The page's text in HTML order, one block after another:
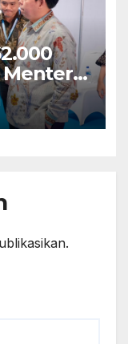
Menteri
Beri